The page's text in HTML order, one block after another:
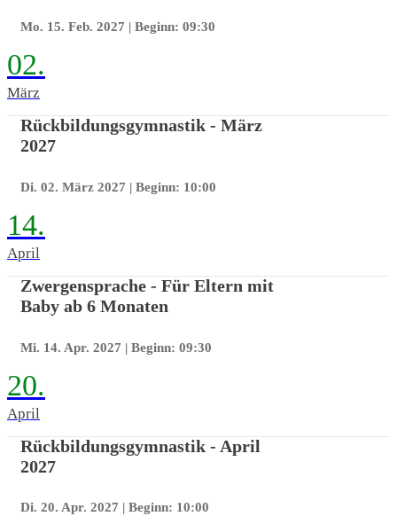
Mo. 15. Feb. 2027 | Beginn: 09:30
02.
März
Rückbildungsgymnastik - März
2027
Di. 02. März 2027 | Beginn: 10:00
14.
April
Zwergensprache - Für Eltern mit
Baby ab 6 Monaten
Mi. 14. Apr. 2027 | Beginn: 09:30
20.
April
Rückbildungsgymnastik - April
2027
Di. 20. Apr. 2027 | Beginn: 10:00